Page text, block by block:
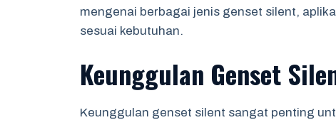
mengenai berbagai jenis genset silent,
sesuai kebutuhan.
Keunggulan Genset
Keunggulan genset silent sangat penting